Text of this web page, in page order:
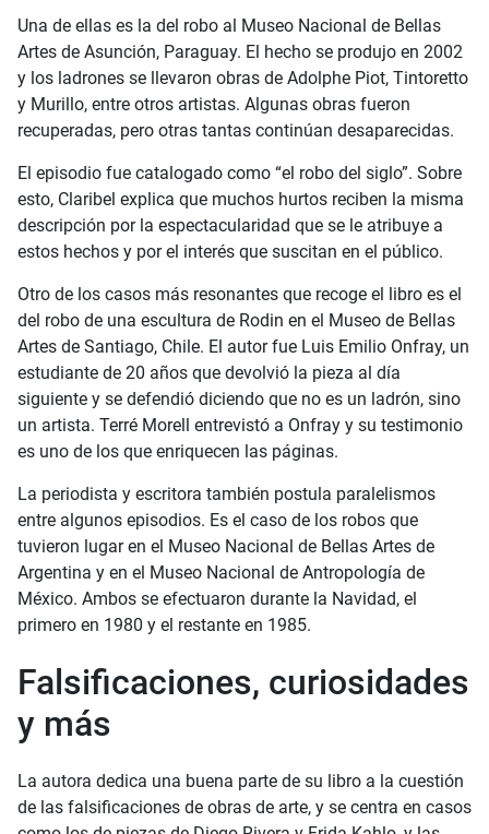
Una de ellas es la del robo al Museo Nacional de Bellas
Artes de Asunción, Paraguay. El hecho se produjo en 2002
y los ladrones se llevaron obras de Adolphe Piot, Tintoretto
y Murillo, entre otros artistas. Algunas obras fueron
recuperadas, pero otras tantas continúan desaparecidas.
El episodio fue catalogado como “el robo del siglo”. Sobre
esto, Claribel explica que muchos hurtos reciben la misma
descripción por la espectacularidad que se le atribuye a
estos hechos y por el interés que suscitan en el público.
Otro de los casos más resonantes que recoge el libro es el
del robo de una escultura de Rodin en el Museo de Bellas
Artes de Santiago, Chile. El autor fue Luis Emilio Onfray, un
estudiante de 20 años que devolvió la pieza al día
siguiente y se defendió diciendo que no es un ladrón, sino
un artista. Terré Morell entrevistó a Onfray y su testimonio
es uno de los que enriquecen las páginas.
La periodista y escritora también postula paralelismos
entre algunos episodios. Es el caso de los robos que
tuvieron lugar en el Museo Nacional de Bellas Artes de
Argentina y en el Museo Nacional de Antropología de
México. Ambos se efectuaron durante la Navidad, el
primero en 1980 y el restante en 1985.
Falsificaciones, curiosidades
y más
La autora dedica una buena parte de su libro a la cuestión
de las falsificaciones de obras de arte, y se centra en casos